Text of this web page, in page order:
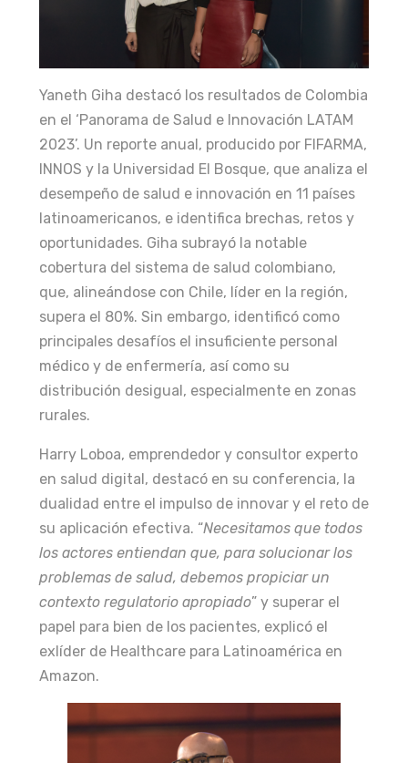
Yaneth Giha destacó los resultados de Colombia
en el ‘Panorama de Salud e Innovación LATAM
2023’. Un reporte anual, producido por FIFARMA,
INNOS y la Universidad El Bosque, que analiza el
desempeño de salud e innovación en 11 países
latinoamericanos, e identifica brechas, retos y
oportunidades. Giha subrayó la notable
cobertura del sistema de salud colombiano,
que, alineándose con Chile, líder en la región,
supera el 80%. Sin embargo, identificó como
principales desafíos el insuficiente personal
médico y de enfermería, así como su
distribución desigual, especialmente en zonas
rurales.
Harry Loboa, emprendedor y consultor experto
en salud digital, destacó en su conferencia, la
dualidad entre el impulso de innovar y el reto de
su aplicación efectiva. “Necesitamos que todos
los actores entiendan que, para solucionar los
problemas de salud, debemos propiciar un
contexto regulatorio apropiado” y superar el
papel para bien de los pacientes, explicó el
exlíder de Healthcare para Latinoamérica en
Amazon.